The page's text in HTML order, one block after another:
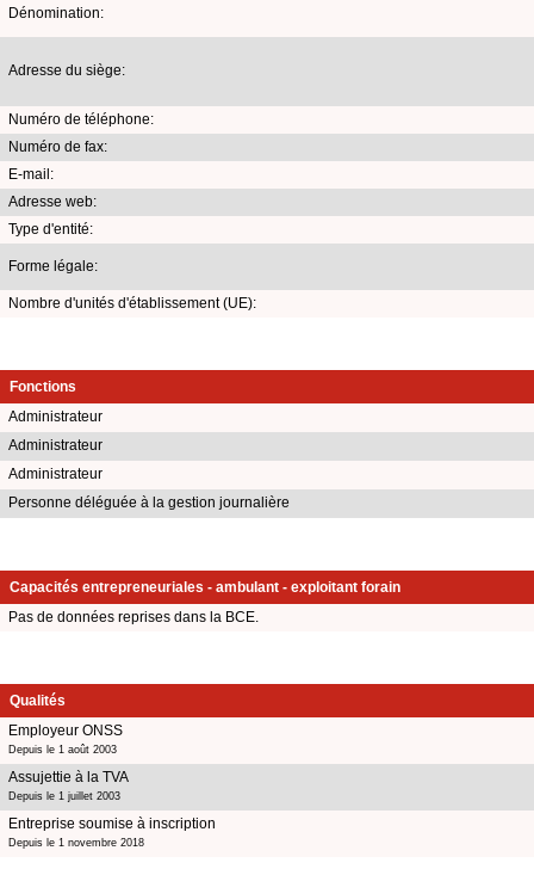
Dénomination:
Adresse du siège:
Numéro de téléphone:
Numéro de fax:
E-mail:
Adresse web:
Type d'entité:
Forme légale:
Nombre d'unités d'établissement (UE):
Fonctions
Administrateur
Administrateur
Administrateur
Personne déléguée à la gestion journalière
Capacités entrepreneuriales - ambulant - exploitant forain
Pas de données reprises dans la BCE.
Qualités
Employeur ONSS
Depuis le 1 août 2003
Assujettie à la TVA
Depuis le 1 juillet 2003
Entreprise soumise à inscription
Depuis le 1 novembre 2018